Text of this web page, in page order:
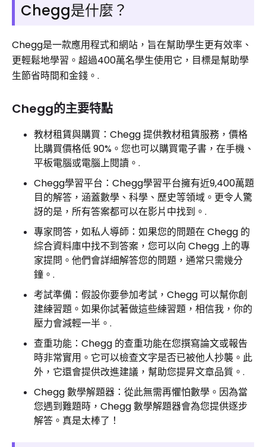
Chegg是什麼？
Chegg是一款應用程式和網站，旨在幫助學生更有效率、
更輕鬆地學習。超過400萬名學生使用它，目標是幫助學
生節省時間和金錢。.
Chegg的主要特點
教材租賃與購買：Chegg 提供教材租賃服務，價格
比購買價格低 90%。您也可以購買電子書，在手機、
平板電腦或電腦上閱讀。.
Chegg學習平台：Chegg學習平台擁有近9,400萬題
目的解答，涵蓋數學、科學、歷史等領域。更令人驚
訝的是，所有答案都可以在影片中找到。.
專家問答，如私人導師：如果您的問題在 Chegg 的
綜合資料庫中找不到答案，您可以向 Chegg 上的專
家提問。他們會詳細解答您的問題，通常只需幾分
鐘。.
考試準備：假設你要參加考試，Chegg 可以幫你創
建練習題。如果你試著做這些練習題，相信我，你的
壓力會減輕一半。.
查重功能：Chegg 的查重功能在您撰寫論文或報告
時非常實用。它可以檢查文字是否已被他人抄襲。此
外，它還會提供改進建議，幫助您提昇文章品質。.
Chegg 數學解題器：從此無需再懼怕數學。因為當
您遇到難題時，Chegg 數學解題器會為您提供逐步
解答。真是太棒了！